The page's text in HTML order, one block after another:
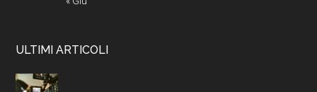
ULTIMI ARTICOLI